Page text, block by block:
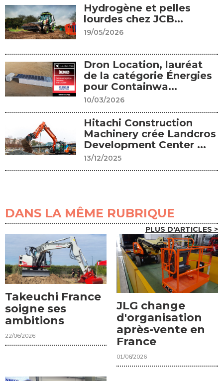
Hydrogène et pelles
lourdes chez JCB...
19/05/2026
Dron Location, lauréat
de la catégorie Énergies
pour Containwa...
10/03/2026
Hitachi Construction
Machinery crée Landcros
Development Center ...
13/12/2025
DANS LA MÊME RUBRIQUE
PLUS D'ARTICLES >
Takeuchi France
soigne ses
ambitions
22/06/2026
JLG change
d'organisation
après-vente en
France
01/06/2026